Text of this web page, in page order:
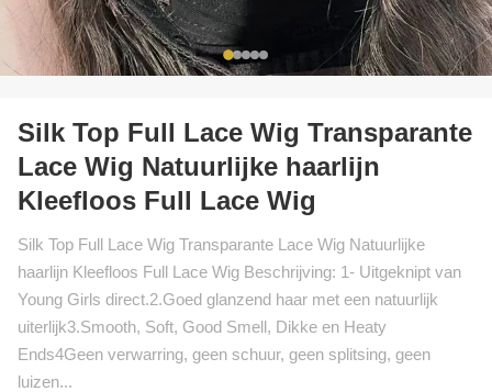
Silk Top Full Lace Wig Transparante
Lace Wig Natuurlijke haarlijn
Kleefloos Full Lace Wig
Silk Top Full Lace Wig Transparante Lace Wig Natuurlijke
haarlijn Kleefloos Full Lace Wig Beschrijving: 1- Uitgeknipt van
Young Girls direct.2.Goed glanzend haar met een natuurlijk
uiterlijk3.Smooth, Soft, Good Smell, Dikke en Heaty
Ends4Geen verwarring, geen schuur, geen splitsing, geen
luizen...